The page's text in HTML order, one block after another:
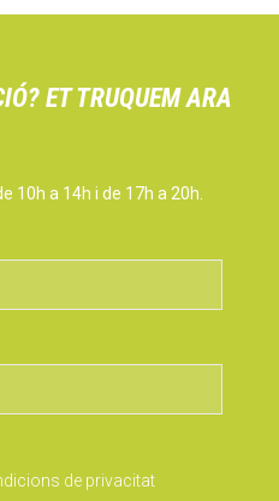
ET TRUQUEM ARA
10h a 14h i de 17h a 20h.
de privacitat